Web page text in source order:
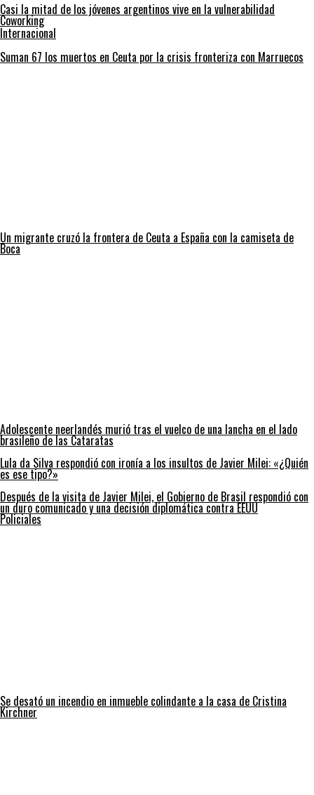
Casi la mitad de los jóvenes argentinos vive en la vulnerabilidad
Coworking
Internacional
Suman 67 los muertos en Ceuta por la crisis fronteriza con Marruecos
Un migrante cruzó la frontera de Ceuta a España con la camiseta de
Boca
Adolescente neerlandés murió tras el vuelco de una lancha en el lado
brasileño de las Cataratas
Lula da Silva respondió con ironía a los insultos de Javier Milei: «¿Quién
es ese tipo?»
Después de la visita de Javier Milei, el Gobierno de Brasil respondió con
un duro comunicado y una decisión diplomática contra EEUU
Policiales
Se desató un incendio en inmueble colindante a la casa de Cristina
Kirchner